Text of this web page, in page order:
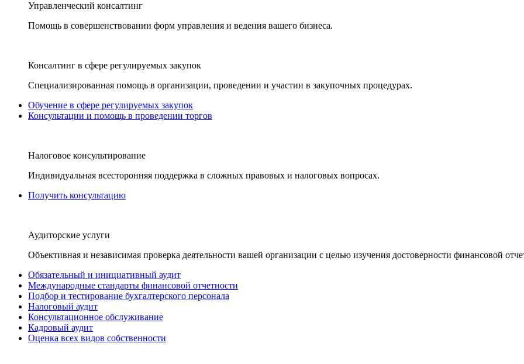
Управленческий консалтинг
Помощь в совершенствовании форм управления и ведения вашего бизнеса.
Консалтинг в сфере регулируемых закупок
Специализированная помощь в организации, проведении и участии в закупочных процедурах.
Обучение в сфере регулируемых закупок
Консультации и помощь в проведении торгов
Налоговое консультирование
Индивидуальная всесторонняя поддержка в сложных правовых и налоговых вопросах.
Получить консультацию
Аудиторские услуги
Объективная и независимая проверка деятельности вашей организации с целью изучения достоверности финансовой
Обязательный и инициативный аудит
Международные стандарты финансовой отчетности
Подбор и тестирование бухгалтерского персонала
Налоговый аудит
Консультационное обслуживание
Кадровый аудит
Оценка всех видов собственности